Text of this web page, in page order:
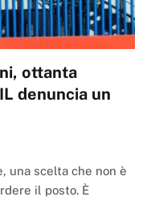
ottanta
denuncia un
una scelta che non è
il posto. È